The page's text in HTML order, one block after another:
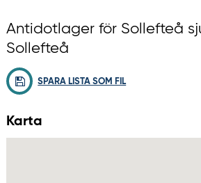
Antidotlager för Sollefteå
Sollefteå
SPARA LISTA SOM FIL
Karta